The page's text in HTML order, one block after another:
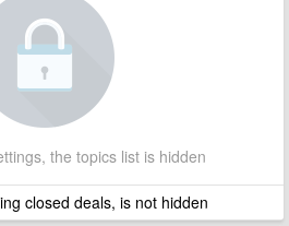
the topics list is hidden
closed deals, is not hidden